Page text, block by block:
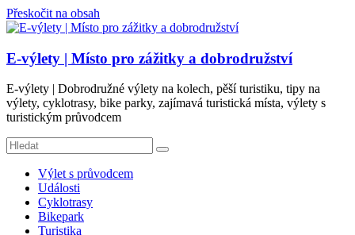
Přeskočit na obsah
E-výlety | Místo pro zážitky a dobrodružství
E-výlety | Dobrodružné výlety na kolech, pěší turistiku, tipy na
výlety, cyklotrasy, bike parky, zajímavá turistická místa, výlety s
turistickým průvodcem
Výlet s průvodcem
Události
Cyklotrasy
Bikepark
Turistika